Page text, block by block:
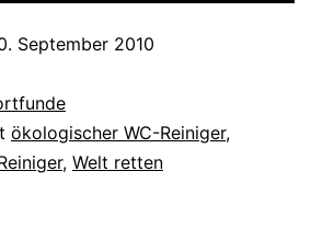
September 2010
ökologischer WC-Reiniger,
, Welt retten